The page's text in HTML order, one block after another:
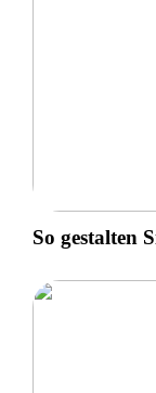
So gestalten